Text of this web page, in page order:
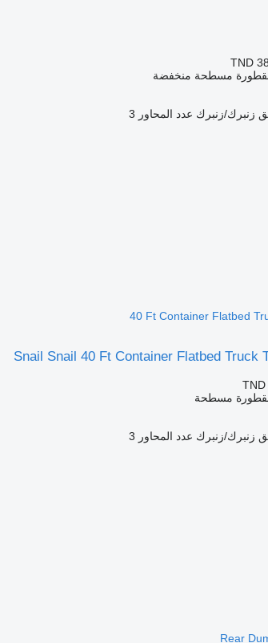
TND
مسطحة منخفضة
زنبرك/زنبرك عدد المحاور 3
40 Ft Container Flatbed
Snail Snail 40 Ft Container Flatbed Truck
مسطحة
زنبرك/زنبرك عدد المحاور 3
Rear